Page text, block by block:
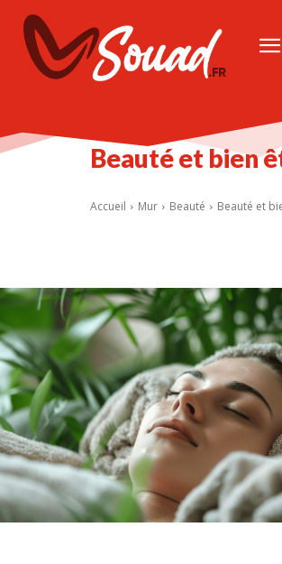
Beauté et bien
Accueil Mur Beauté Beauté et